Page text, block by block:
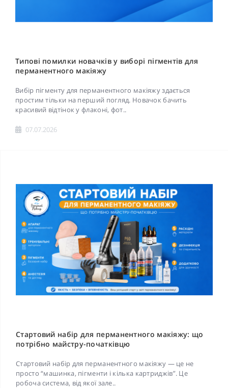
Типові помилки новачків у виборі пігментів для
перманентного макіяжу
Вибір пігменту для перманентного макіяжу здається
простим тільки на перший погляд. Новачок бачить
красивий відтінок у флаконі, фот..
07.07.2026
Стартовий набір для перманентного макіяжу: що
потрібно майстру-початківцю
Стартовий набір для перманентного макіяжу — це не
просто “машинка, пігменти і кілька картриджів”. Це
робоча система, від якої зале..